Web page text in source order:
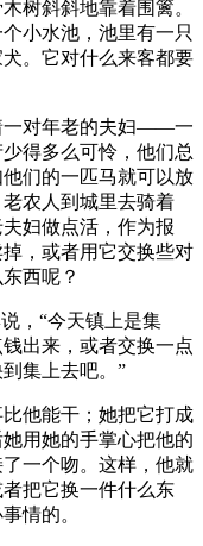
树斜斜地靠着围篱。
小水池，池里有一只
。它对什么来客都要
一对年老的夫妇——一
得多么可怜，他们总
们的一匹马就可以放
农人到城里去骑着
妇做点活，作为报
，或者用它交换些对
西呢？
，“今天镇上是集
出来，或者交换一点
集上去吧。”
他能干；她把它打成
用她的手掌心把他的
一个吻。这样，他就
把它换一件什么东
情的。